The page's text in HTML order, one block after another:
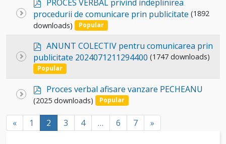
Select
d
f
PROCES VERBAL privind indeplinirea
procedurii de comunicare prin publicitate (1892
downloads)
Popular
Select
p
d
f
ANUNT COLECTIV pentru comunicarea prin
publicitate 2024071211294400 (1747 downloads)
Popular
Select
item
p
d
Proces verbal afisare vanzare PECHEANU
(2025 downloads) Popular
« 1 2 3 4 … 6 7 »